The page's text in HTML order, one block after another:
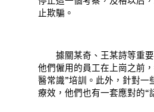
止欺騙。
據關某奇、王某詩等重要
他們僱用的員工在上崗之前
醫常識”培訓。此外，針對一
療效，他們也有一套應對的“